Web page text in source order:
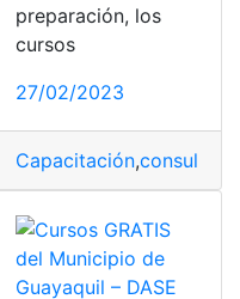
cursos gratis,cursos
preparación, los
cursos
27/02/2023
Capacitación,consulta